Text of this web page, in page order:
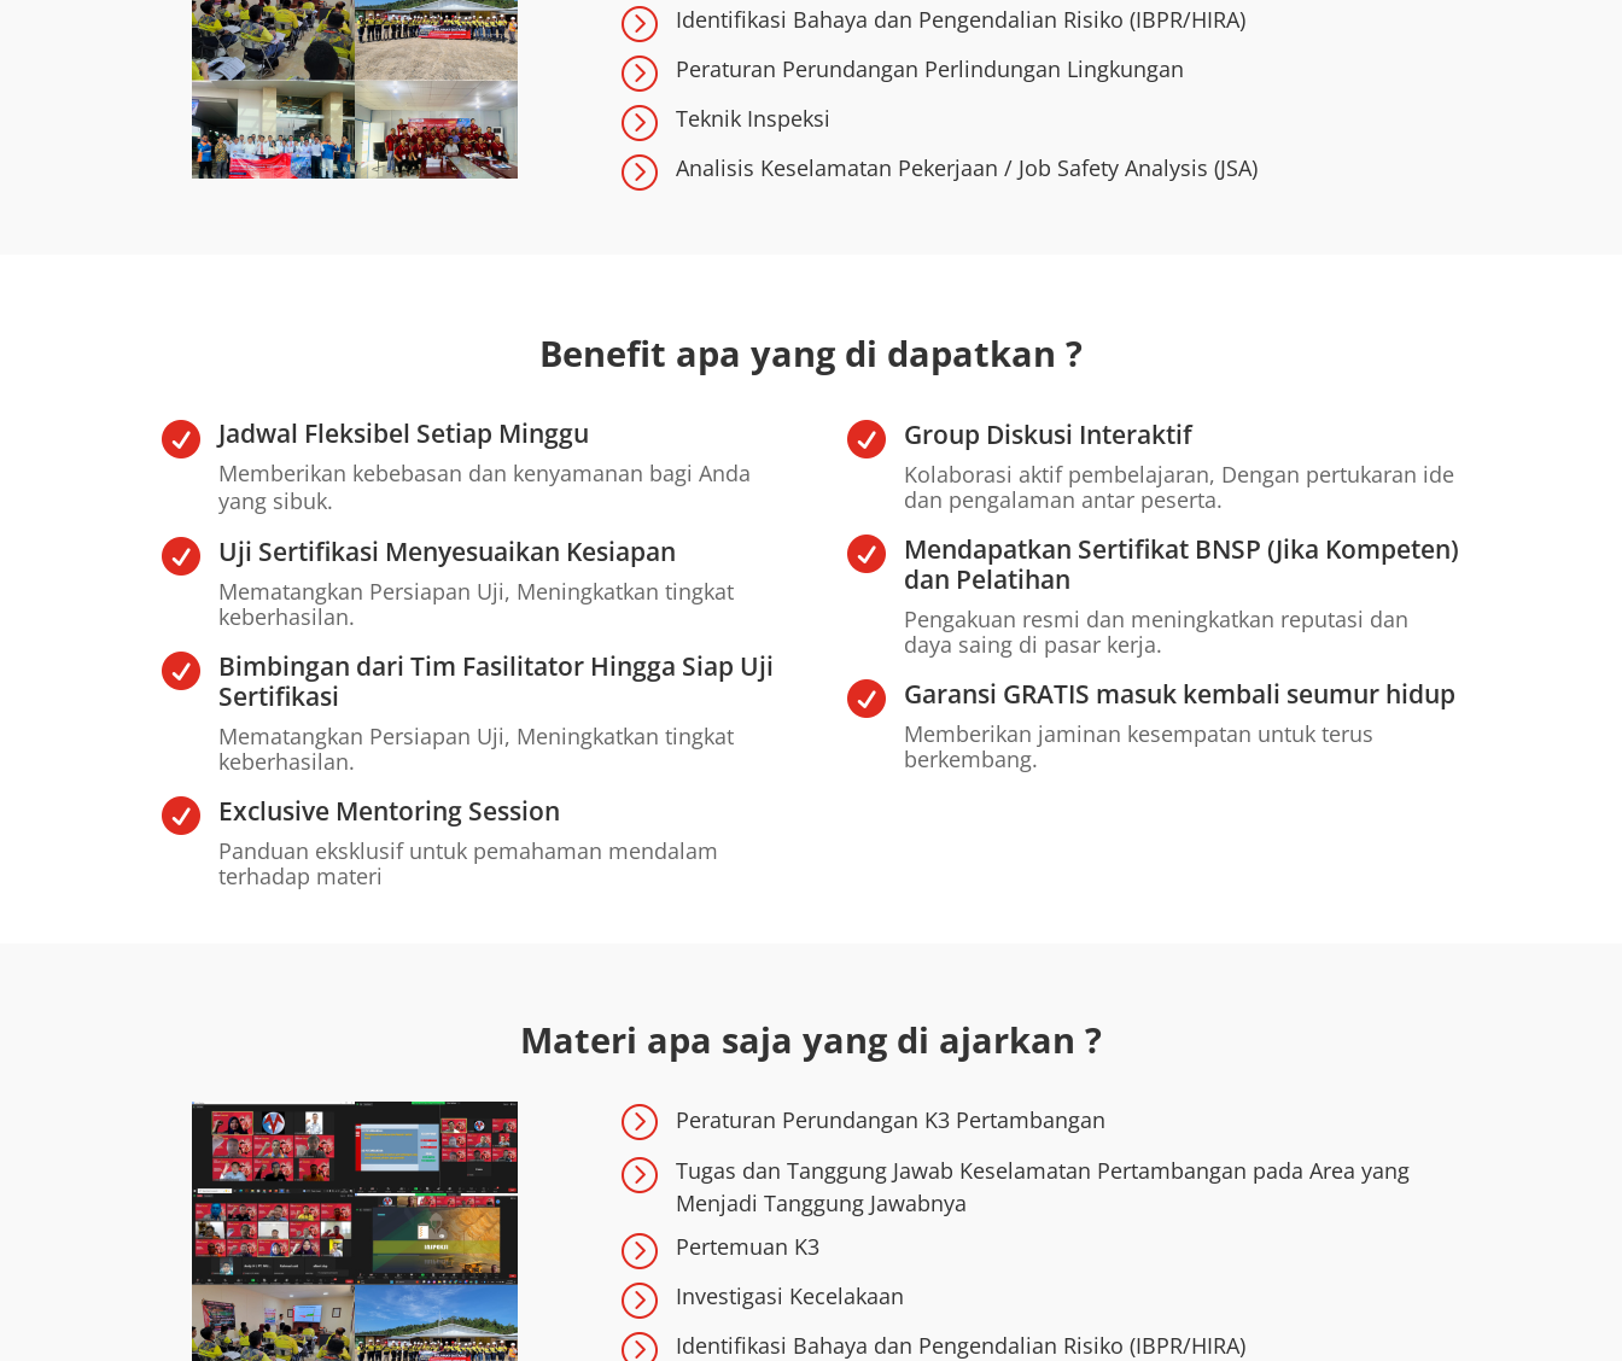
= Identifikasi Bahaya dan Pengendalian Risiko (IBPR/HIRA)
= Peraturan Perundangan Perlindungan Lingkungan
= Teknik Inspeksi
= Analisis Keselamatan Pekerjaan / Job Safety Analysis (JSA)
Benefit apa yang di dapatkan ?
 Jadwal Fleksibel Setiap Minggu
Memberikan kebebasan dan kenyamanan bagi Anda
yang sibuk.
 Uji Sertifikasi Menyesuaikan Kesiapan
Mematangkan Persiapan Uji, Meningkatkan tingkat
keberhasilan.

Bimbingan dari Tim Fasilitator Hingga Siap Uji
Sertifikasi
Mematangkan Persiapan Uji, Meningkatkan tingkat
keberhasilan.
 Exclusive Mentoring Session
Panduan eksklusif untuk pemahaman mendalam
terhadap materi
 Group Diskusi Interaktif
Kolaborasi aktif pembelajaran, Dengan pertukaran ide
dan pengalaman antar peserta.

Mendapatkan Sertifikat BNSP (Jika Kompeten)
dan Pelatihan
Pengakuan resmi dan meningkatkan reputasi dan
daya saing di pasar kerja.
 Garansi GRATIS masuk kembali seumur hidup
Memberikan jaminan kesempatan untuk terus
berkembang.
Materi apa saja yang di ajarkan ?
= Peraturan Perundangan K3 Pertambangan
=
Tugas dan Tanggung Jawab Keselamatan Pertambangan pada Area yang
Menjadi Tanggung Jawabnya
= Pertemuan K3
= Investigasi Kecelakaan
= Identifikasi Bahaya dan Pengendalian Risiko (IBPR/HIRA)